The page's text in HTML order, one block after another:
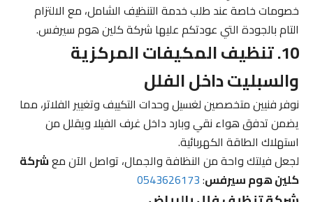
خصومات خاصة عند طلب خدمة التنظيف الشامل، مع الالتزام
التام بالجودة التي عودتكم عليها شركة كلين هوم سيرفس.
10. تنظيف المكيفات المركزية
والسبليت داخل الفلل
نوفر فنيين متخصصين لغسيل وحدات التكييف وتغيير الفلاتر، مما
يضمن تدفق هواء نقي وبارد داخل غرف الفيلا ويقلل من
استهلاك الطاقة الكهربائية.
لجعل فيلتك واحة من النظافة والجمال، تواصل الآن معشركة
كلين هوم سيرفس:
0543626173